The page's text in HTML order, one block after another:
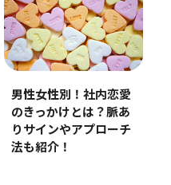
男性女性別！社内恋愛
のきっかけとは？脈あ
りサインやアプローチ
法も紹介！